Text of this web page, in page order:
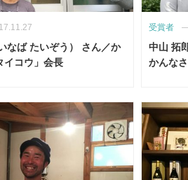
なば たいぞう） さん／か
イコウ」会長
受賞者
中山 拓
かんな